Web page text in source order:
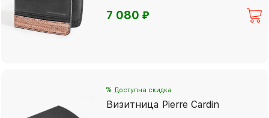
7 080⃏
% Доступна скидка
Визитница Pierre Cardin